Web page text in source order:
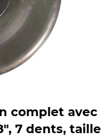
complet avec
7 dents, taille